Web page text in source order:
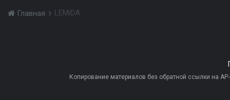
Главная LEMiDA
Копирование материалов без обратной ссылки на